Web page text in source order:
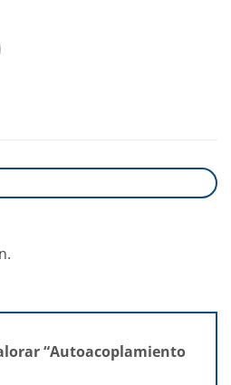
“Autoacoplamiento